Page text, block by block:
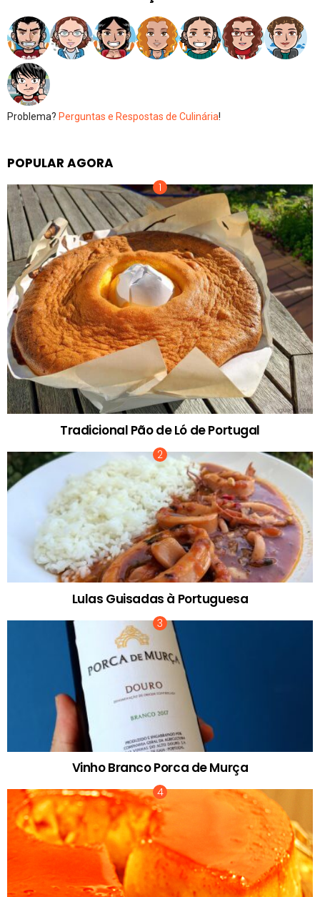
Problema? Perguntas e Respostas de Culinária!
POPULAR AGORA
Tradicional Pão de Ló de Portugal
Lulas Guisadas à Portuguesa
Vinho Branco Porca de Murça